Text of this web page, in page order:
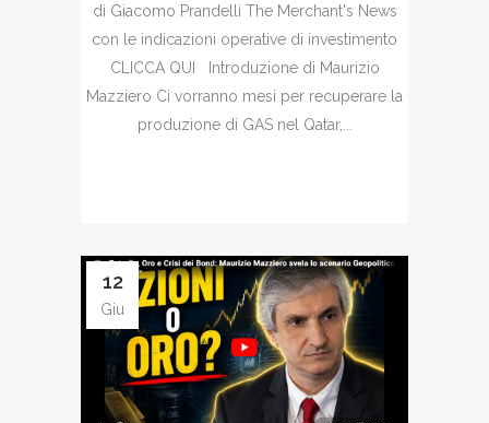
di Giacomo Prandelli The Merchant's News
con le indicazioni operative di investimento
CLICCA QUI Introduzione di Maurizio
Mazziero Ci vorranno mesi per recuperare la
produzione di GAS nel Qatar,...
12
Giu